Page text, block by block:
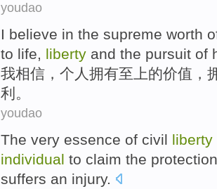
youdao
I believe in the supreme worth
to life, liberty and the pursuit of
我相信 ， 个人 拥有至上的价值 ，
利 。
youdao
The very essence of civil liberty
individual to claim the protection
suffers an injury.